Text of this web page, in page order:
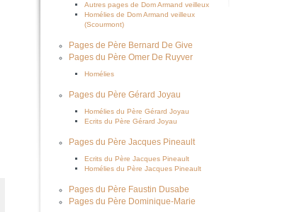
Autres pages de Dom Armand veilleux
Homélies de Dom Armand veilleux
(Scourmont)
Pages de Père Bernard De Give
Pages du Père Omer De Ruyver
Homélies
Pages du Père Gérard Joyau
Homélies du Père Gérard Joyau
Ecrits du Père Gérard Joyau
Pages du Père Jacques Pineault
Ecrits du Père Jacques Pineault
Homélies du Père Jacques Pineault
Pages du Père Faustin Dusabe
Pages du Père Dominique-Marie